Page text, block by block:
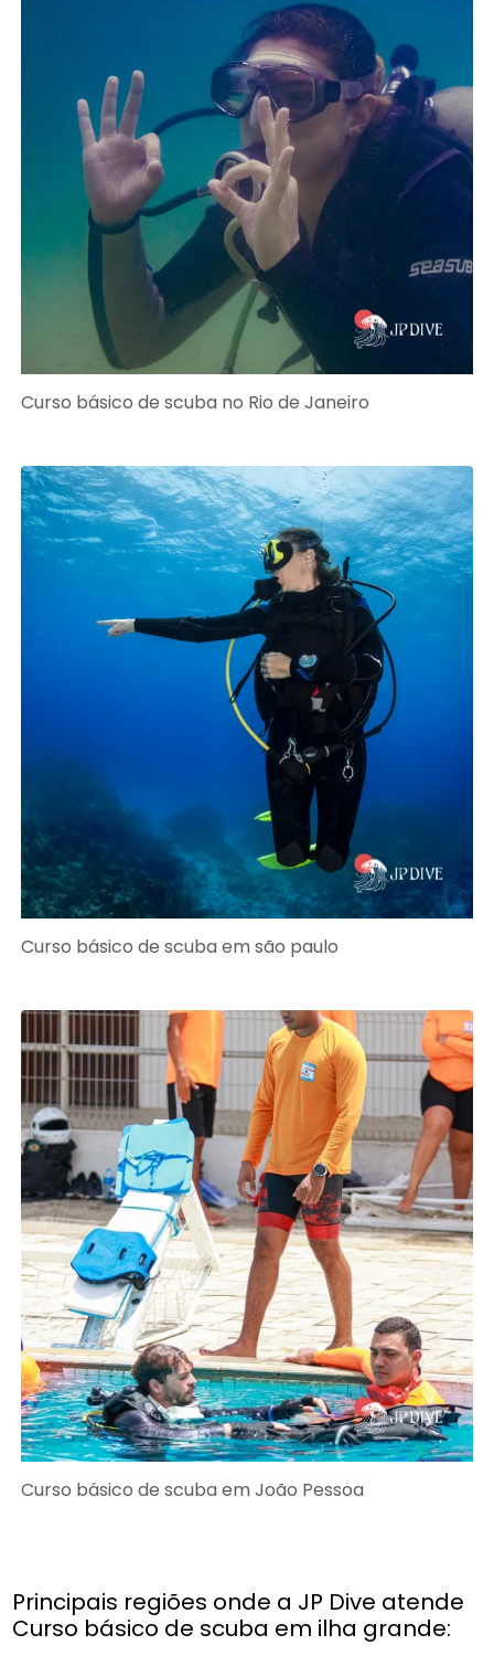
Curso básico de scuba no Rio de Janeiro
Curso básico de scuba em são paulo
Curso básico de scuba em João Pessoa
Principais regiões onde a JP Dive atende
Curso básico de scuba em ilha grande: